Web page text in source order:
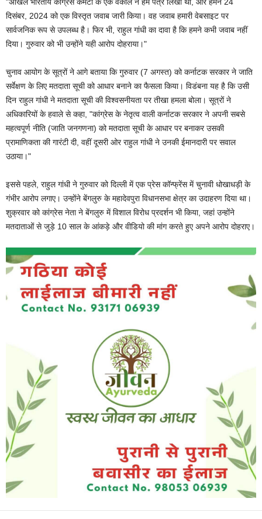
दिसंबर, 2024 को एक विस्तृत जवाब जारी किया। वह जवाब हमारी वेबसाइट पर
सार्वजनिक रूप से उपलब्ध है। फिर भी, राहुल गांधी का दावा है कि हमने कभी जवाब नहीं
दिया। गुरुवार को भी उन्होंने यही आरोप दोहराया।"
चुनाव आयोग के सूत्रों ने आगे बताया कि गुरुवार (7 अगस्त) को कर्नाटक सरकार ने जाति
सर्वेक्षण के लिए मतदाता सूची को आधार बनाने का फैसला किया। विडंबना यह है कि उसी
दिन राहुल गांधी ने मतदाता सूची की विश्वसनीयता पर तीखा हमला बोला। सूत्रों ने
अधिकारियों के हवाले से कहा, "कांग्रेस के नेतृत्व वाली कर्नाटक सरकार ने अपनी सबसे
महत्वपूर्ण नीति (जाति जनगणना) को मतदाता सूची के आधार पर बनाकर उसकी
प्रामाणिकता की गारंटी दी, वहीं दूसरी ओर राहुल गांधी ने उनकी ईमानदारी पर सवाल
उठाया।"
इससे पहले, राहुल गांधी ने गुरुवार को दिल्ली में एक प्रेस कॉन्फ्रेंस में चुनावी धोखाधड़ी के
गंभीर आरोप लगाए। उन्होंने बेंगलुरु के महादेवपुरा विधानसभा क्षेत्र का उदाहरण दिया था।
शुक्रवार को कांग्रेस नेता ने बेंगलुरु में विशाल विरोध प्रदर्शन भी किया, जहां उन्होंने
मतदाताओं से जुड़े 10 साल के आंकड़े और वीडियो की मांग करते हुए अपने आरोप दोहराए।